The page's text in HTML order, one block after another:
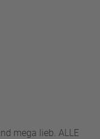
mega lieb. ALLE